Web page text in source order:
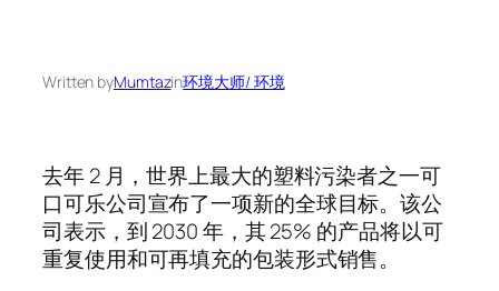
Written byMumtazin环境大师/ 环境
去年 2 月，世界上最大的塑料污染者之一可
口可乐公司宣布了一项新的全球目标。该公
司表示，到 2030 年，其 25% 的产品将以可
重复使用和可再填充的包装形式销售。